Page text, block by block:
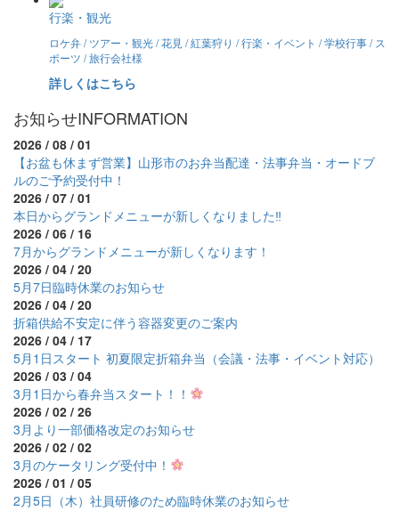
行楽・観光
ロケ弁 / ツアー・観光 / 花見 / 紅葉狩り / 行楽・イベント / 学校行事 / ス
ポーツ / 旅行会社様
詳しくはこちら
お知らせINFORMATION
2026 / 08 / 01
【お盆も休まず営業】山形市のお弁当配達・法事弁当・オードブ
ルのご予約受付中！
2026 / 07 / 01
本日からグランドメニューが新しくなりました‼
2026 / 06 / 16
7月からグランドメニューが新しくなります！
2026 / 04 / 20
5月7日臨時休業のお知らせ
2026 / 04 / 20
折箱供給不安定に伴う容器変更のご案内
2026 / 04 / 17
5月1日スタート 初夏限定折箱弁当（会議・法事・イベント対応）
2026 / 03 / 04
3月1日から春弁当スタート！！
2026 / 02 / 26
3月より一部価格改定のお知らせ
2026 / 02 / 02
3月のケータリング受付中！
2026 / 01 / 05
2月5日（木）社員研修のため臨時休業のお知らせ